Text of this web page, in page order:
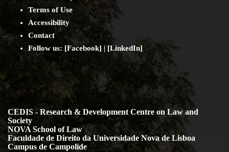
Terms of Use
Accessibility
Contact
Follow us: [Facebook] | [LinkedIn]
CEDIS - Research & Development Centre on Law and
Society
NOVA School of Law
Faculdade de Direito da Universidade Nova de Lisboa
Campus de Campolide